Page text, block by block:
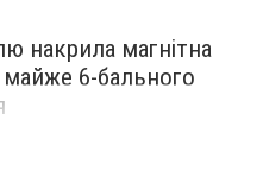
накрила магнітна
майже 6-бального